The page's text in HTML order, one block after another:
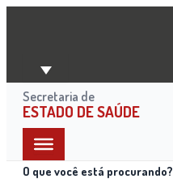
Ir
conteúdo
Secretaria de
ESTADO DE SAÚDE
O que você está procurando?